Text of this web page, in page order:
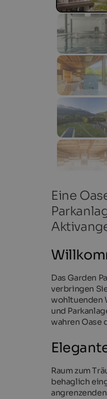
Eine
Das Garden
verbringen
wohltuenden
und
wahren Oase
Raum zum
behaglich